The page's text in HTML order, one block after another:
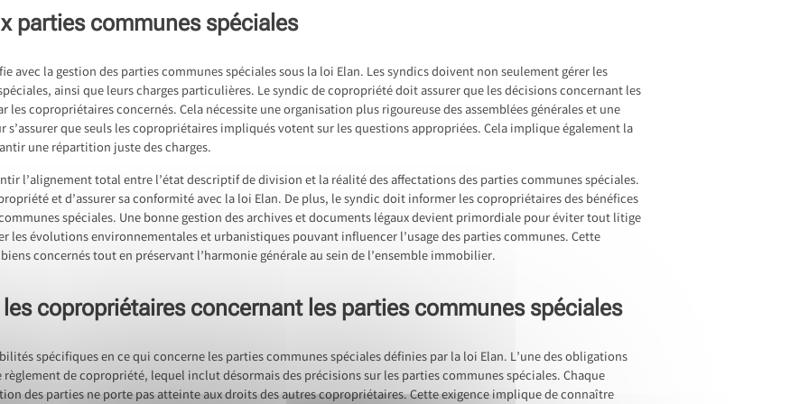
parties communes spéciales
avec la gestion des parties communes spéciales sous la loi Elan. Les syndics doivent non seulement gérer les
ainsi que leurs charges particulières. Le syndic de copropriété doit assurer que les décisions concernant les
les copropriétaires concernés. Cela nécessite une organisation plus rigoureuse des assemblées générales et une
que seuls les copropriétaires impliqués votent sur les questions appropriées. Cela implique également la
une répartition juste des charges.
l’alignement total entre l’état descriptif de division et la réalité des affectations des parties communes spéciales.
et d’assurer sa conformité avec la loi Elan. De plus, le syndic doit informer les copropriétaires des bénéfices
spéciales. Une bonne gestion des archives et documents légaux devient primordiale pour éviter tout litige
les évolutions environnementales et urbanistiques pouvant influencer l’usage des parties communes. Cette
concernés tout en préservant l’harmonie générale au sein de l’ensemble immobilier.
copropriétaires concernant les parties communes spéciales
spécifiques en ce qui concerne les parties communes spéciales définies par la loi Elan. L’une des obligations
de copropriété, lequel inclut désormais des précisions sur les parties communes spéciales. Chaque
des parties ne porte pas atteinte aux droits des autres copropriétaires. Cette exigence implique de connaître